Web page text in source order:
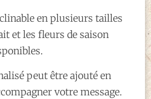
en plusieurs tailles
et les fleurs de saison
peut être ajouté en
votre message.